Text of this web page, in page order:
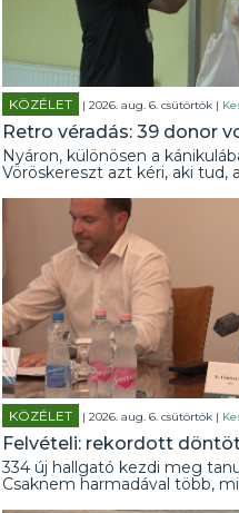
KÖZÉLET | 2026. aug. 6. csütörtök |
Retro véradás: 39 donor
Nyáron, különösen a
Vöröskereszt azt kéri, aki tud,
KÖZÉLET | 2026. aug. 6. csütörtök |
Felvételi: rekordott
334 új hallgató kezdi meg
Csaknem harmadával több,